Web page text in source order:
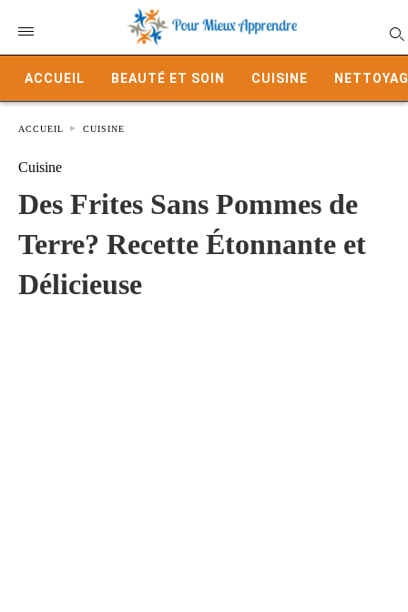
ACCUEIL BEAUTÉ ET SOIN CUISINE
ACCUEIL CUISINE
Cuisine
Des Frites Sans Pommes de
Terre? Recette Étonnante et
Délicieuse